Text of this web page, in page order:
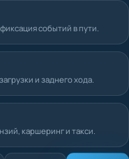
событий в пути.
и заднего хода.
каршеринг и такси.